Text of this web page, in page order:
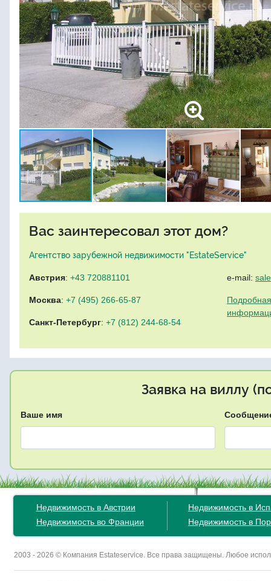
Вас заинтересовал этот дом?
Агентство зарубежной недвижимости "EstateService"
Австрия: +43 720881101
Москва: +7 (495) 266-65-87
Санкт-Петербург: +7 (812) 244-68-54
e-mail:
Заявка на виллу
Ваше имя
Недвижимость в Австрии
Недвижимость во Франции
Недвижимость в
Недвижимость в
2003 - 2026 © Компания Estateservice. Все права защищены. Любое